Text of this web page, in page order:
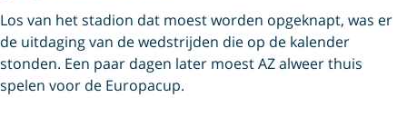
Los van het stadion dat moest worden opgeknapt, was er
de uitdaging van de wedstrijden die op de kalender
stonden. Een paar dagen later moest AZ alweer thuis
spelen voor de Europacup.